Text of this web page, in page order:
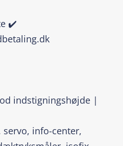
✔️
indstigningshøjde |
info-center,